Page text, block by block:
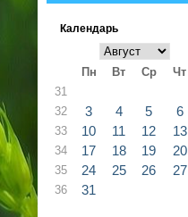
Календарь
Пн Вт Ср Чт
31
32 3 4 5 6
33 10 11 12 13
34 17 18 19 20
35 24 25 26 27
36 31